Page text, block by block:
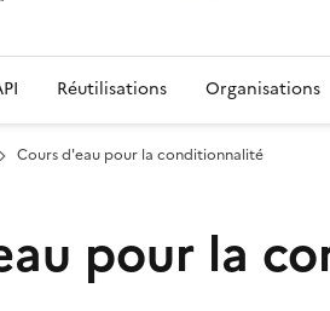
Réutilisations Organisations
Cours d'eau pour la conditionnalité
pour la